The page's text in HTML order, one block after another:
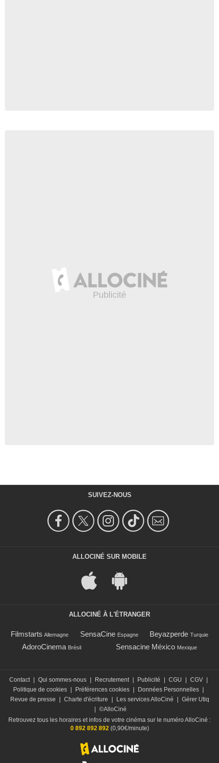
SUIVEZ-NOUS
ALLOCINÉ SUR MOBILE
ALLOCINÉ À L'ÉTRANGER
Filmstarts Allemagne SensaCine Espagne Beyazperde Turquie
AdoroCinema Brésil Sensacine México Mexique
Contact Qui sommes-nous Recrutement Publicité CGU CGV
Politique de cookies
Préférences cookies Données Personnelles
Revue de presse
Charte d'écriture Les services AlloCiné
Gérer Utiq
©AlloCiné
Retrouvez tous les horaires et infos de votre cinéma sur le numéro AlloCiné :
0 892 892 892(0,90€/minute)